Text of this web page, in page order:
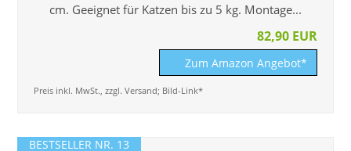
cm. Geeignet für Katzen bis zu 5 kg. Montage...
82,90 EUR
Zum Amazon Angebot*
Preis inkl. MwSt., zzgl. Versand; Bild-Link*
BESTSELLER NR. 13